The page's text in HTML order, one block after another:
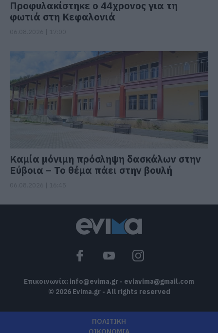
Προφυλακίστηκε ο 44χρονος για τη
φωτιά στη Κεφαλονιά
Καμία μόνιμη πρόσληψη δασκάλων στην
Εύβοια – Το θέμα πάει στην βουλή
Επικοινωνία: info@evima.gr - eviavima@gmail.com
© 2026 Evima.gr - All rights reserved
ΠΟΛΙΤΙΚΗ